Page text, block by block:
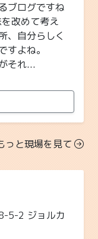
ブログですね
改めて考え
、自分らしく
すよね。
それ...
っと現場を見て
5-2 ジョルカ